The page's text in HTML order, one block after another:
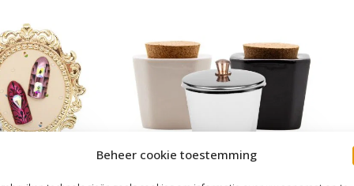
Beheer cookie toestemming
Dappendish